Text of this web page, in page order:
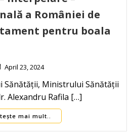
a României de
pentru boala
April 23, 2024
Sănătății, Ministrului Sănătății
Alexandru Rafila […]
mai mult..